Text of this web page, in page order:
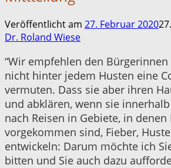
Veröffentlicht am 27. Februar 2020
Dr. Roland Wiese
“Wir empfehlen den
nicht hinter jedem Husten eine
vermuten. Dass sie aber ihren
und abklären, wenn sie
nach Reisen in Gebiete, in
vorgekommen sind, Fieber,
entwickeln: Darum möchte ich
bitten und Sie auch dazu